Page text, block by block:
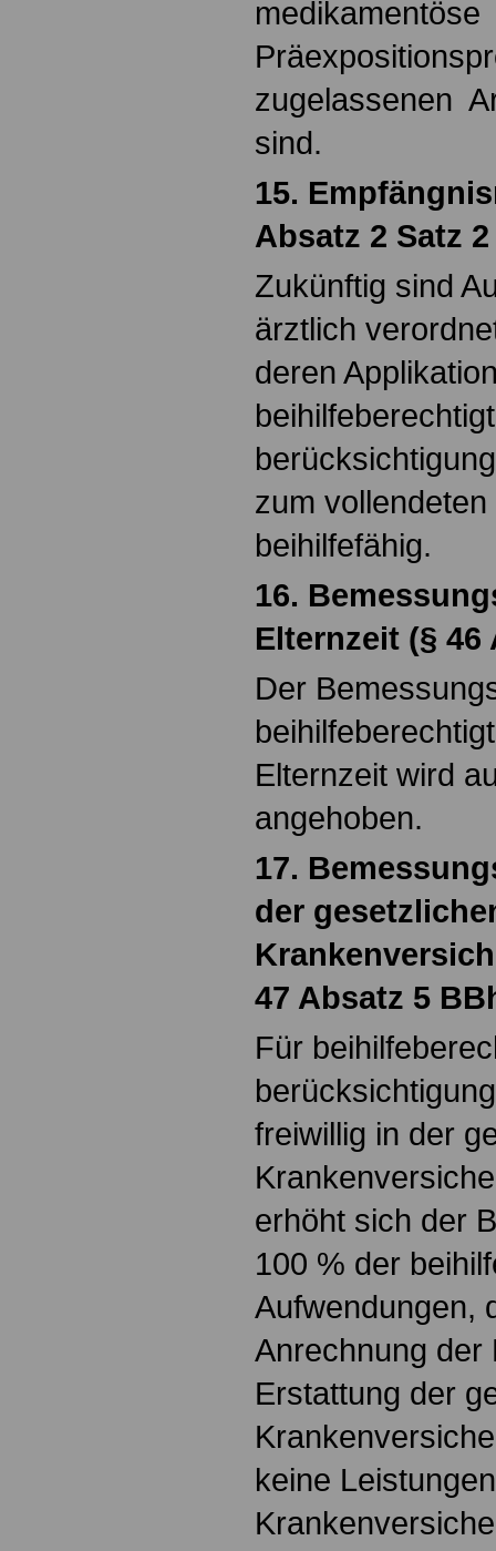
medikamentöse
zugelassenen
sind.
15.
Absatz 2 Satz
Zukünftig sind
ärztlich
deren
zum
beihilfefähig.
16.
Elternzeit (§ 46
Der
Elternzeit wird
angehoben.
17.
der
47 Absatz 5
Für
freiwillig in der
erhöht sich der
100 % der
Aufwendungen,
Anrechnung der
Erstattung der
keine